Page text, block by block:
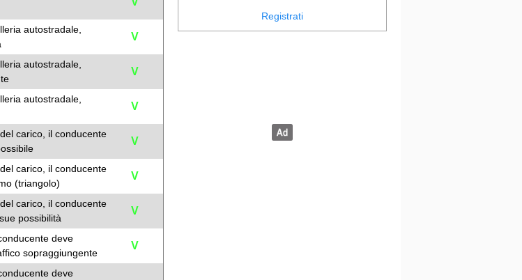
autostradale,
V
autostradale,
V
autostradale,
V
carico, il conducente
V
carico, il conducente
(triangolo)
V
carico, il conducente
possibilità
V
deve
sopraggiungente
V
deve
Registrati